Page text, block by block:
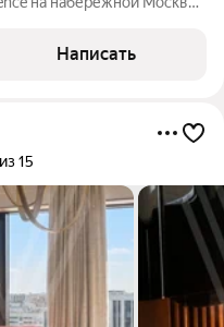
в современном стиле.
Написать
15